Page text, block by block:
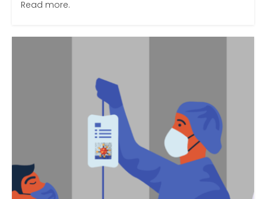
Read more.